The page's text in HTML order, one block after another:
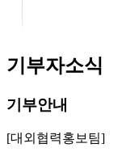
기부자소식
기부안내
[대외협력홍보팀]